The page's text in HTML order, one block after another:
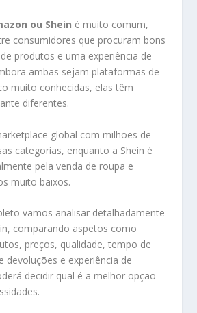
ou Shein é muito comum,
consumidores que procuram bons
produtos e uma experiência de
ambas sejam plataformas de
muito conhecidas, elas têm
diferentes.
global com milhões de
categorias, enquanto a Shein é
pela venda de roupa e
muito baixos.
vamos analisar detalhadamente
comparando aspetos como
preços, qualidade, tempo de
devoluções e experiência de
decidir qual é a melhor opção